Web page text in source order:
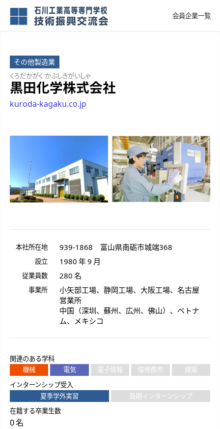
会員企業一覧
その他製造業
黒田化学株式会社
くろだかがく かぶしきがいしゃ
kuroda-kagaku.co.jp
本社所在地 939-1868 富山県南砺市城端368
設立 1980 年 9 月
従業員数 280 名
事業所
小矢部工場、静岡工場、大阪工場、名古屋
営業所
中国（深圳、蘇州、広州、佛山）、ベトナ
ム、メキシコ
関連のある学科
機械
電気 電子情報 環境都市
建築
インターンシップ受入
夏季学外実習
長期インターンシップ
在籍する卒業生数
0 名